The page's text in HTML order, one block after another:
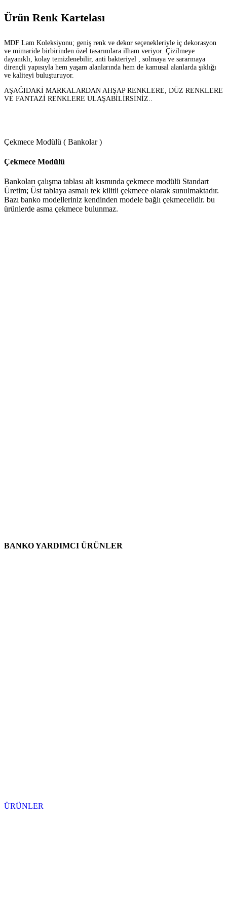
Ürün Renk Kartelası
MDF Lam Koleksiyonu; geniş renk ve dekor seçenekleriyle iç dekorasyon
ve mimaride birbirinden özel tasarımlara ilham veriyor. Çizilmeye
dayanıklı, kolay temizlenebilir, anti bakteriyel , solmaya ve sararmaya
dirençli yapısıyla hem yaşam alanlarında hem de kamusal alanlarda şıklığı
ve kaliteyi buluşturuyor.
AŞAĞIDAKİ MARKALARDAN AHŞAP RENKLERE, DÜZ RENKLERE
VE FANTAZİ RENKLERE ULAŞABİLİRSİNİZ..
Çekmece Modülü ( Bankolar )
Çekmece Modülü
Bankoları çalışma tablası alt kısmında çekmece modülü Standart
Üretim; Üst tablaya asmalı tek kilitli çekmece olarak sunulmaktadır.
Bazı banko modelleriniz kendinden modele bağlı çekmecelidir. bu
ürünlerde asma çekmece bulunmaz.
BANKO YARDIMCI ÜRÜNLER
ÜRÜNLER